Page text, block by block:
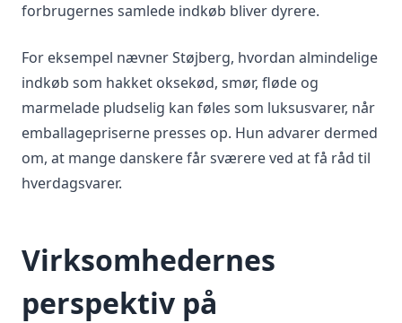
forbrugernes samlede indkøb bliver dyrere.
For eksempel nævner Støjberg, hvordan almindelige
indkøb som hakket oksekød, smør, fløde og
marmelade pludselig kan føles som luksusvarer, når
emballagepriserne presses op. Hun advarer dermed
om, at mange danskere får sværere ved at få råd til
hverdagsvarer.
Virksomhedernes
perspektiv på